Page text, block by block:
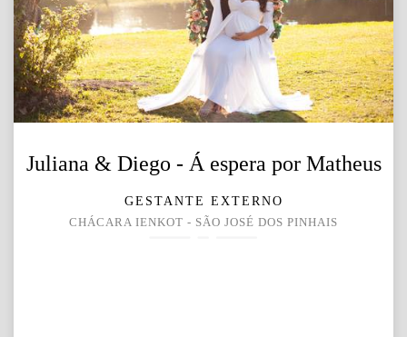
Juliana & Diego - Á espera por Matheus
GESTANTE EXTERNO
CHÁCARA IENKOT - SÃO JOSÉ DOS PINHAIS